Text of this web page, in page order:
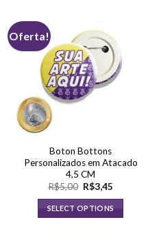
Oferta!
Boton Bottons
Personalizados em Atacado
4,5 CM
R$5,00 O
preço
original
era:
R$5,00.
R$3,45
atual
é:
R$3,45.
SELECT OPTIONS